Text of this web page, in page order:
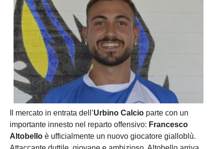
Il mercato in entrata dell’Urbino Calcio parte con un
importante innesto nel reparto offensivo: Francesco
Altobello è ufficialmente un nuovo giocatore gialloblù.